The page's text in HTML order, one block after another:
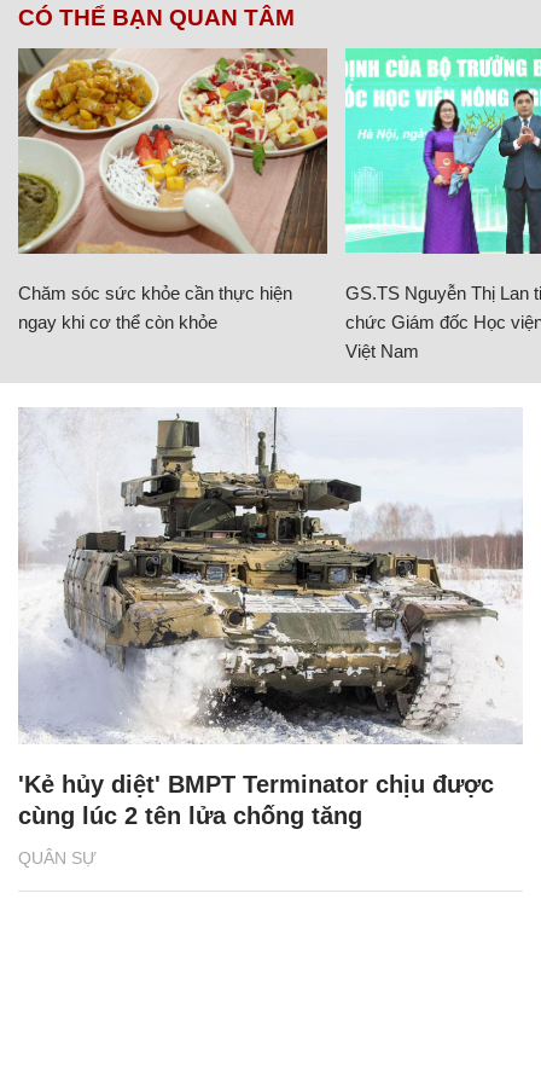
CÓ THỂ BẠN QUAN TÂM
Chăm sóc sức khỏe cần thực hiện
ngay khi cơ thể còn khỏe
GS.TS Nguyễn Thị Lan
chức Giám đốc Học
Việt Nam
QUÂN SỰ
'Kẻ hủy diệt' BMPT Terminator chịu được
cùng lúc 2 tên lửa chống tăng